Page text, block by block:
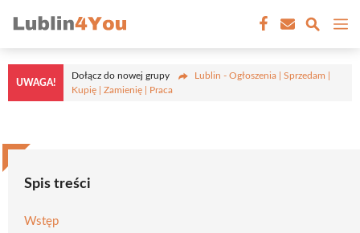
do
treści
UWAGA!
Dołącz do nowej grupy
Lublin - Ogłoszenia | Sprzedam |
Kupię | Zamienię | Praca
Spis treści
Wstęp